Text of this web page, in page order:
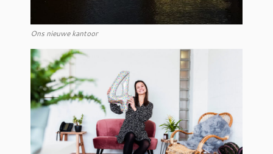
Ons nieuwe kantoor